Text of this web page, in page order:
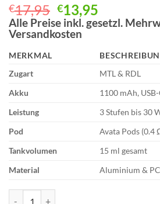
€17,95 Ursprünglicher
Preis
war:
€17,95
€13,95
Preis
€13,95.
Alle Preise inkl. gesetzl.
Versandkosten
MERKMAL
Zugart
MTL & RDL
Akku
1100 mAh, USB-
Leistung
3 Stufen bis 30
Pod
Avata Pods (0.4
Tankvolumen
15 ml gesamt
Material
Aluminium &